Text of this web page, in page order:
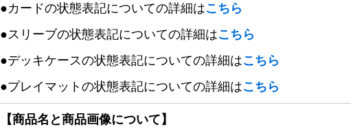
●カードの状態表記についての詳細はこちら
●スリーブの状態表記についての詳細はこちら
●デッキケースの状態表記についての詳細はこちら
●プレイマットの状態表記についての詳細はこちら
【商品名と商品画像について】